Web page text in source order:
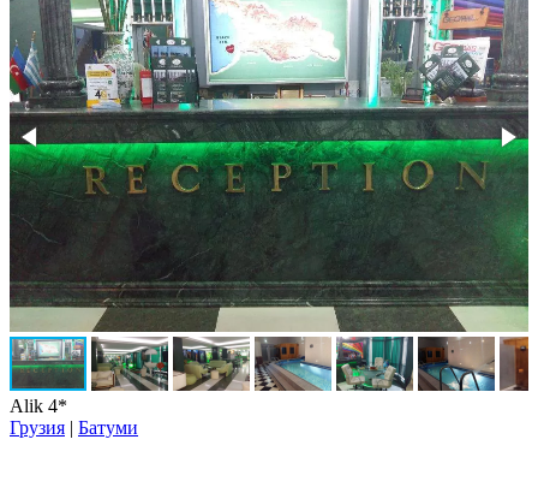
Alik 4*
Грузия | Батуми